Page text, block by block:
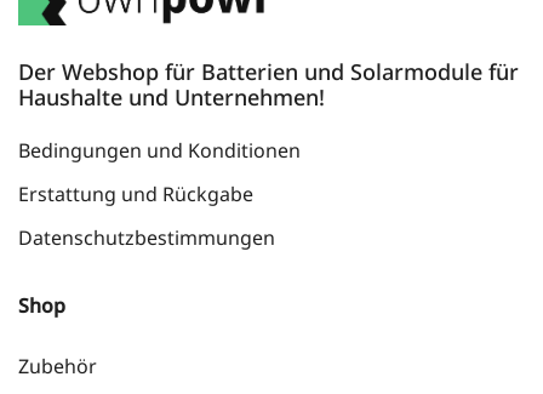
Der Webshop für Batterien und Solarmodule für
Haushalte und Unternehmen!
Bedingungen und Konditionen
Erstattung und Rückgabe
Datenschutzbestimmungen
Shop
Zubehör